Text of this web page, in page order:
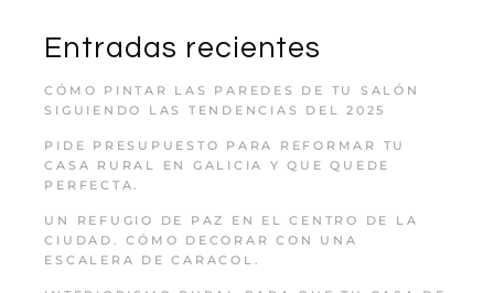
Entradas recientes
CÓMO PINTAR LAS PAREDES DE TU SALÓN
SIGUIENDO LAS TENDENCIAS DEL 2025
PIDE PRESUPUESTO PARA REFORMAR TU
CASA RURAL EN GALICIA Y QUE QUEDE
PERFECTA.
UN REFUGIO DE PAZ EN EL CENTRO DE LA
CIUDAD. CÓMO DECORAR CON UNA
ESCALERA DE CARACOL.